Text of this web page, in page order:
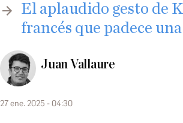
El aplaudido gesto de
francés que padece
Juan Vallaure
27 ene. 2025 - 04:30